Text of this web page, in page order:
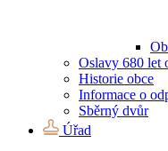
Oslavy 680 let
Historie obce
Informace o
Sběrný dvůr
Úřad